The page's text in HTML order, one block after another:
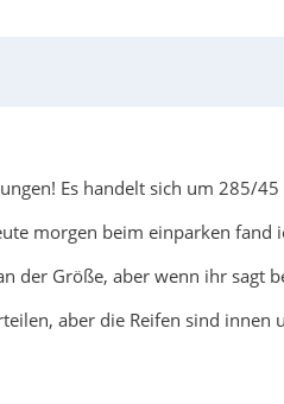
Es handelt sich um 285/45
morgen beim einparken fand
der Größe, aber wenn ihr sagt
aber die Reifen sind innen